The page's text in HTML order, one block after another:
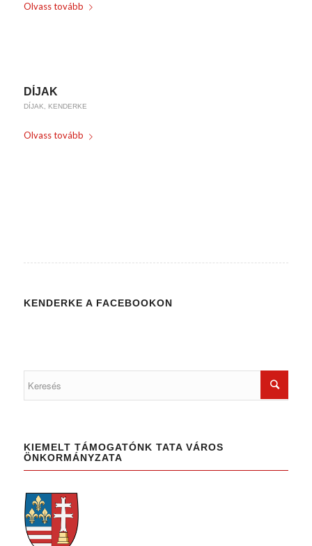
Olvass tovább
DÍJAK
DÍJAK, KENDERKE
Olvass tovább
KENDERKE A FACEBOOKON
KIEMELT TÁMOGATÓNK TATA VÁROS
ÖNKORMÁNYZATA